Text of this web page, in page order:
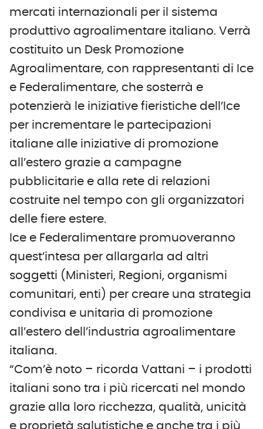
mercati internazionali per il sistema
produttivo agroalimentare italiano. Verrà
costituito un Desk Promozione
Agroalimentare, con rappresentanti di Ice
e Federalimentare, che sosterrà e
potenzierà le iniziative fieristiche dell’Ice
per incrementare le partecipazioni
italiane alle iniziative di promozione
all’estero grazie a campagne
pubblicitarie e alla rete di relazioni
costruite nel tempo con gli organizzatori
delle fiere estere.
Ice e Federalimentare promuoveranno
quest’intesa per allargarla ad altri
soggetti (Ministeri, Regioni, organismi
comunitari, enti) per creare una strategia
condivisa e unitaria di promozione
all’estero dell’industria agroalimentare
italiana.
“Com’è noto – ricorda Vattani – i prodotti
italiani sono tra i più ricercati nel mondo
grazie alla loro ricchezza, qualità, unicità
e proprietà salutistiche e anche tra i più